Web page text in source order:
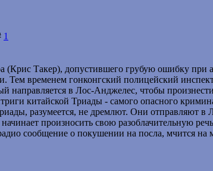
1
Такер), дoпустившeго грубую ошибку при
временем гонконгский полицейский
направляется в Лос-Анджелес, чтобы
китайской Триады - самого опасного
разумеется, не дремлют. Они отправляют
произносить свою разоблачительную
сообщение о покушении на посла, мчится на